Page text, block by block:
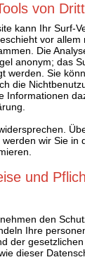
von
kann Ihr Surf-
vor allem
Die
anonym; das
werden. Sie
die
Informationen
wir Sie in
und
den
Ihre
der gesetzlichen
dieser